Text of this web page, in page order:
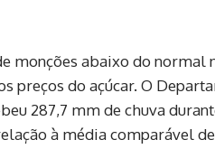
monções abaixo do
preços do açúcar. O
287,7 mm de chuva
à média comparável